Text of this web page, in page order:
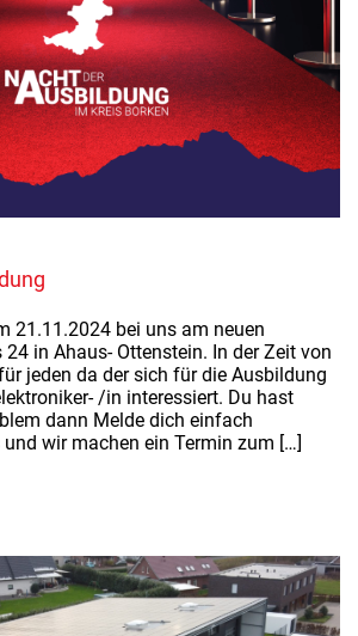
21.11.2024 bei uns am neuen
in Ahaus- Ottenstein. In der Zeit von
jeden da der sich für die Ausbildung
/in interessiert. Du hast
dann Melde dich einfach
wir machen ein Termin zum […]